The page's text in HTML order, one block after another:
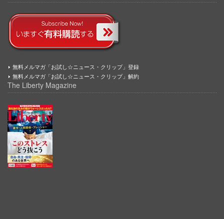
無料メルマガ「お試し☆ニュース・クリップ」登録
無料メルマガ「お試し☆ニュース・クリップ」解約
The Liberty Magazine